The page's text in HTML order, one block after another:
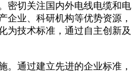
切关注国内外电线电缆和电
企业、科研机构等优势资源，
为技术标准，通过自主创新及
通过建立先进的企业标准，